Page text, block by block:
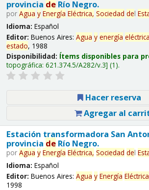
provincia deRío Negro.
por Agua y Energía Eléctrica, Sociedad del
Idioma: Español
Editor: Buenos Aires: Agua y energía
estado, 1988
Disponibilidad: Ítems disponibles para
topográfica: 621.374.5/A282/v.3 (1).
Hacer reserva
Agregar al
Estación transformadora San
provincia deRío Negro.
por Agua y Energía Eléctrica, Sociedad del
Idioma: Español
Editor: Buenos Aires: Agua y Energía
1998